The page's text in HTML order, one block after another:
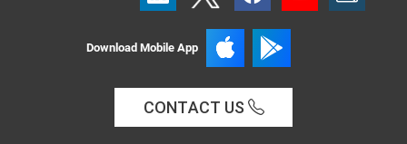
Download Mobile App
CONTACT US